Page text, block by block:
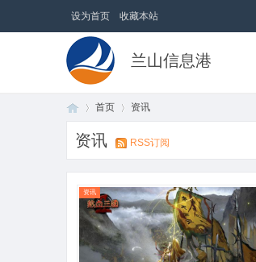
设为首页 收藏本站
兰山信息港
首页 资讯
资讯 RSS订阅
资讯